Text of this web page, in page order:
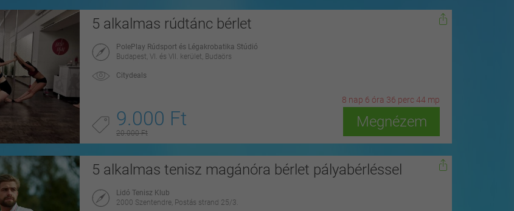
5 alkalmas rúdtánc bérlet
PolePlay Rúdsport és Légakrobatika Stúdió
Budapest, VI. és VII. kerület, Budaörs
Citydeals
8 nap 6 óra 36 perc42 mp
9.000 Ft
20.000 Ft
Megnézem
5 alkalmas tenisz magánóra bérlet pályabérléssel
Lidó Tenisz Klub
2000 Szentendre, Postás strand 25/3.